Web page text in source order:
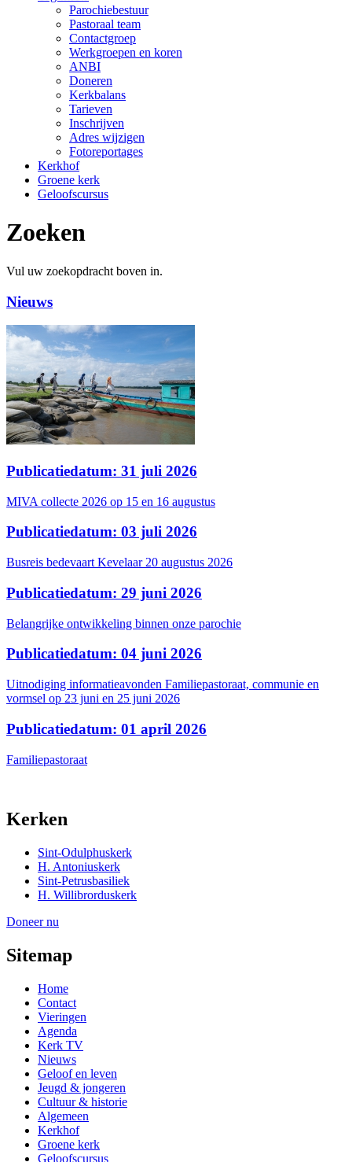
Parochiebestuur
Pastoraal team
Contactgroep
Werkgroepen en koren
ANBI
Doneren
Kerkbalans
Tarieven
Inschrijven
Adres wijzigen
Fotoreportages
Kerkhof
Groene kerk
Geloofscursus
Zoeken
Vul uw zoekopdracht boven in.
Nieuws
Publicatiedatum: 31 juli 2026
MIVA collecte 2026 op 15 en 16 augustus
Publicatiedatum: 03 juli 2026
Busreis bedevaart Kevelaar 20 augustus 2026
Publicatiedatum: 29 juni 2026
Belangrijke ontwikkeling binnen onze parochie
Publicatiedatum: 04 juni 2026
Uitnodiging informatieavonden Familiepastoraat, communie en
vormsel op 23 juni en 25 juni 2026
Publicatiedatum: 01 april 2026
Familiepastoraat
Kerken
Sint-Odulphuskerk
H. Antoniuskerk
Sint-Petrusbasiliek
H. Willibrorduskerk
Doneer nu
Sitemap
Home
Contact
Vieringen
Agenda
Kerk TV
Nieuws
Geloof en leven
Jeugd & jongeren
Cultuur & historie
Algemeen
Kerkhof
Groene kerk
Geloofscursus